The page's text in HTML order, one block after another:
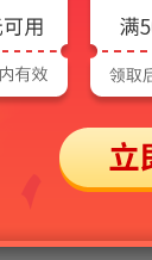
您的额度已用完
各种AI算力资源
功能。需要说